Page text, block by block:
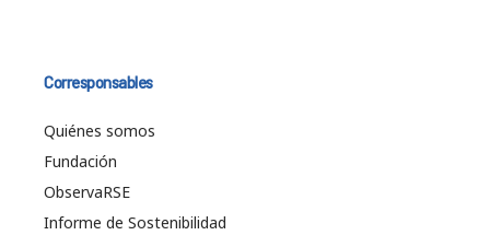
Corresponsables
Quiénes somos
Fundación
ObservaRSE
Informe de Sostenibilidad